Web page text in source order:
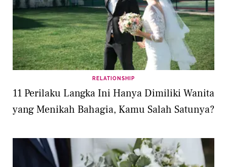
RELATIONSHIP
11 Perilaku Langka Ini Hanya Dimiliki Wanita
yang Menikah Bahagia, Kamu Salah Satunya?